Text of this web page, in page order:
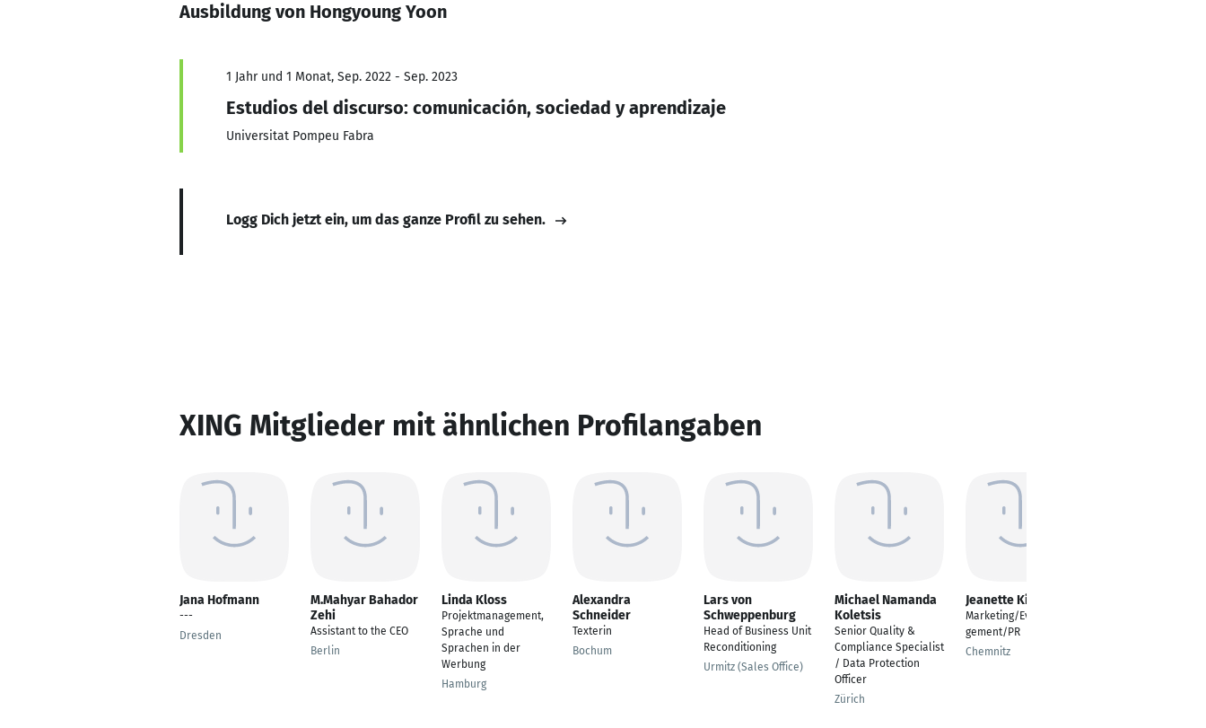
Ausbildung von Hongyoung Yoon
1 Jahr und 1 Monat, Sep. 2022 - Sep. 2023
Estudios del discurso: comunicación, sociedad y aprendizaje
Universitat Pompeu Fabra
Logg Dich jetzt ein, um das ganze Profil zu sehen.
XING Mitglieder mit ähnlichen Profilangaben
Jana Hofmann
---
Dresden
M.Mahyar Bahador
Zehi
Assistant to the CEO
Berlin
Linda Kloss
Projektmanagement,
Sprache und
Sprachen in der
Werbung
Hamburg
Alexandra
Schneider
Texterin
Bochum
Lars von
Schweppenburg
Head of Business Unit
Reconditioning
Urmitz (Sales Office)
Michael Namanda
Koletsis
Senior Quality &
Compliance Specialist
/ Data Protection
Officer
Zürich
Jeanette Kiesinger
Marketing/Eventmana
gement/PR
Chemnitz